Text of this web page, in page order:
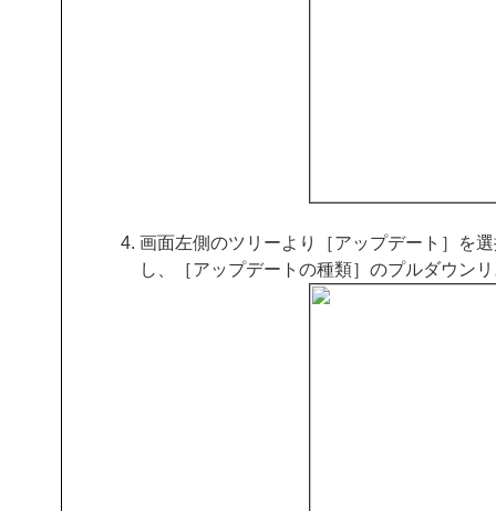
画面左側のツリーより［アップデート］を
し、［アップデートの種類］のプルダウン